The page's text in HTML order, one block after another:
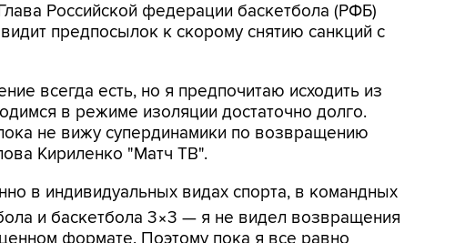
Российской федерации баскетбола (РФБ)
предпосылок к скорому снятию санкций с
всегда есть, но я предпочитаю исходить из
в режиме изоляции достаточно долго.
не вижу супердинамики по возвращению
Кириленко "Матч ТВ".
в индивидуальных видах спорта, в командных
и баскетбола 3×3 — я не видел возвращения